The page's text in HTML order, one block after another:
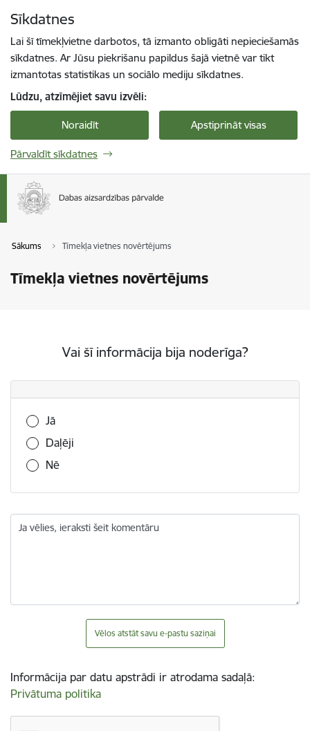
Sīkdatnes
Lai šī tīmekļvietne darbotos, tā izmanto obligāti nepieciešamās
sīkdatnes. Ar Jūsu piekrišanu papildus šajā vietnē var tikt
izmantotas statistikas un sociālo mediju sīkdatnes.
Lūdzu, atzīmējiet savu izvēli:
Noraidīt Apstiprināt visas
Pārvaldīt sīkdatnes
Sākums Tīmekļa vietnes novērtējums
Tīmekļa vietnes novērtējums
Vai šī informācija bija noderīga?
Vai šī informācija bija noderīga?
Jā
Daļēji
Nē
Ja vēlies, ieraksti šeit komentāru
Vēlos atstāt savu e-pastu saziņai
Informācija par datu apstrādi ir atrodama sadaļā:
Privātuma politika